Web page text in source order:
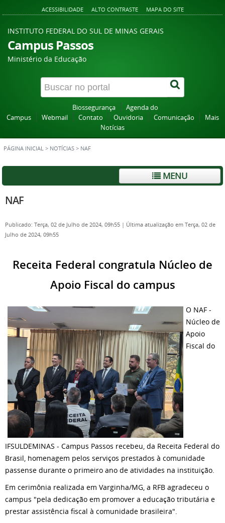
ACESSIBILIDADE ALTO CONTRASTE MAPA DO SITE
INSTITUTO FEDERAL DO SUL DE MINAS GERAIS
Campus Passos
Ministério da Educação
Biossegurança
Agenda do
Campus
Webmail Contato Ouvidoria Comunicação
Mais
Notícias
PÁGINA INICIAL > NOTÍCIAS > NAF
MENU
NAF
Publicado: Terça, 02 de Julho de 2024, 09h55 | Última atualização em Terça, 02 de
Julho de 2024, 09h55
Receita Federal congratula Núcleo de
Apoio Fiscal do campus
O NAF -
Núcleo de
Apoio
Fiscal do
IFSULDEMINAS - Campus Passos recebeu, da Receita Federal do
Brasil, homenagem pelos serviços prestados à comunidade
passense durante o primeiro ano de atividades na instituição.
Em cerimônia realizada em Varginha/MG, a RFB agradeceu o
campus "pela dedicação em promover a educação tributária e
prestar assistência fiscal à comunidade brasileira".